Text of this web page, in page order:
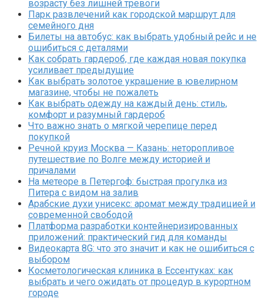
возрасту без лишней тревоги
Парк развлечений как городской маршрут для
семейного дня
Билеты на автобус: как выбрать удобный рейс и не
ошибиться с деталями
Как собрать гардероб, где каждая новая покупка
усиливает предыдущие
Как выбрать золотое украшение в ювелирном
магазине, чтобы не пожалеть
Как выбрать одежду на каждый день: стиль,
комфорт и разумный гардероб
Что важно знать о мягкой черепице перед
покупкой
Речной круиз Москва — Казань: неторопливое
путешествие по Волге между историей и
причалами
На метеоре в Петергоф: быстрая прогулка из
Питера с видом на залив
Арабские духи унисекс: аромат между традицией и
современной свободой
Платформа разработки контейнеризированных
приложений: практический гид для команды
Видеокарта 8G: что это значит и как не ошибиться с
выбором
Косметологическая клиника в Ессентуках: как
выбрать и чего ожидать от процедур в курортном
городе